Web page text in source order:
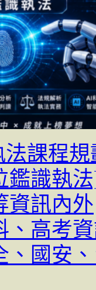
法課程
鑑識執
資訊內外
、高考
、國安